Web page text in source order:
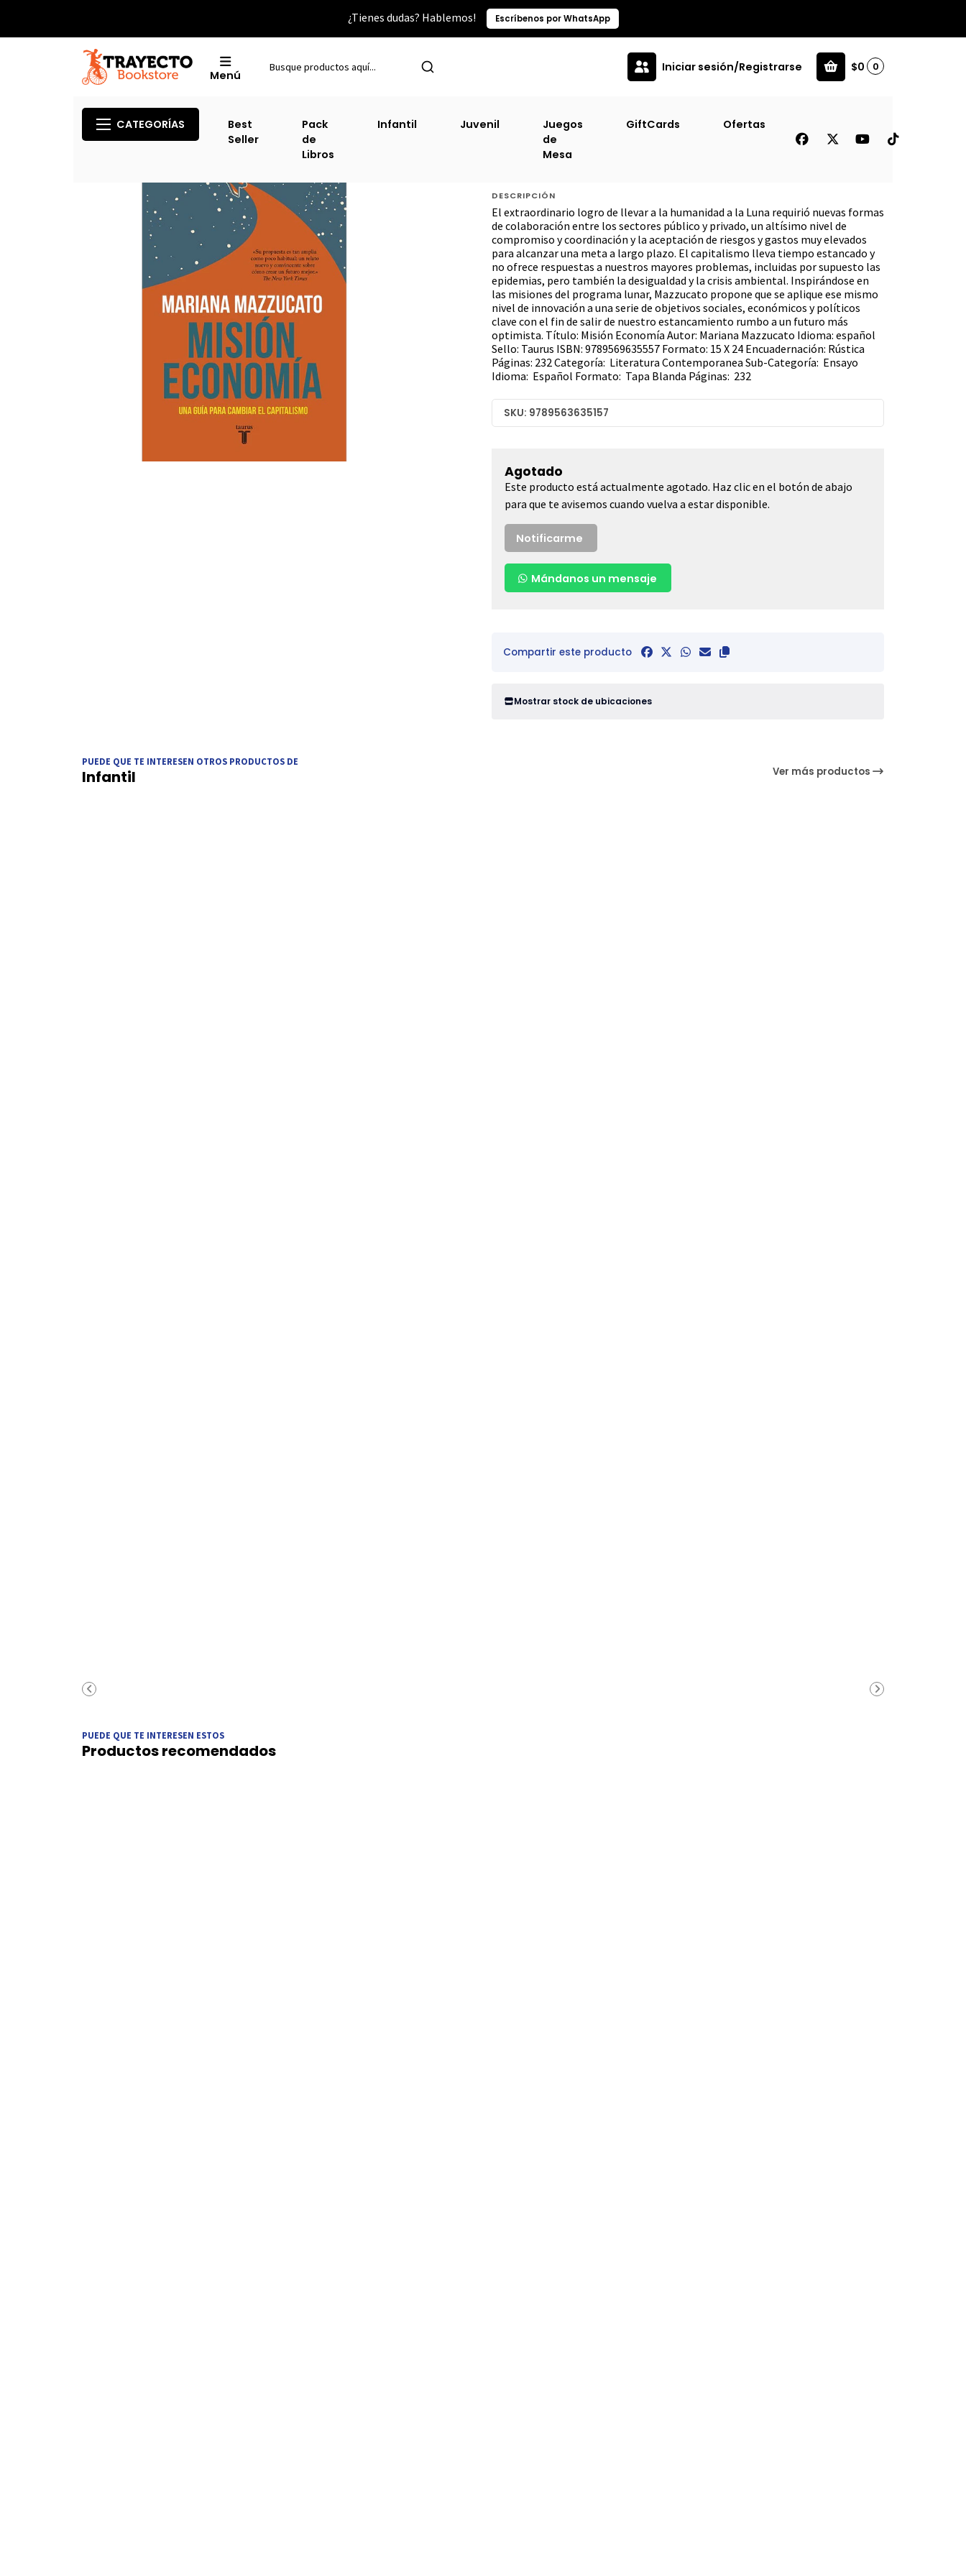
¿Tienes dudas? Hablemos! Escríbenos por WhatsApp
Menú
Iniciar sesión/Registrarse $0 0
CATEGORÍAS
Best
Seller
Pack
de
Libros
Infantil Juvenil
Juegos
de
Mesa
GiftCards Ofertas
Los Escarabajos Vuelan Al Atardecer (Sm)
DESCRIPCIÓN
El extraordinario logro de llevar a la humanidad a la Luna requirió nuevas formas
de colaboración entre los sectores público y privado, un altísimo nivel de
compromiso y coordinación y la aceptación de riesgos y gastos muy elevados
para alcanzar una meta a largo plazo. El capitalismo lleva tiempo estancado y
no ofrece respuestas a nuestros mayores problemas, incluidas por supuesto las
epidemias, pero también la desigualdad y la crisis ambiental. Inspirándose en
las misiones del programa lunar, Mazzucato propone que se aplique ese mismo
nivel de innovación a una serie de objetivos sociales, económicos y políticos
clave con el fin de salir de nuestro estancamiento rumbo a un futuro más
optimista. Título: Misión Economía Autor: Mariana Mazzucato Idioma: español
Sello: Taurus ISBN: 9789569635557 Formato: 15 X 24 Encuadernación: Rústica
Páginas: 232 Categoría: Literatura Contemporanea Sub-Categoría: Ensayo
Idioma: Español Formato: Tapa Blanda Páginas: 232
SKU: 9789563635157
Agotado
Este producto está actualmente agotado. Haz clic en el botón de abajo
para que te avisemos cuando vuelva a estar disponible.
Notificarme
Mándanos un mensaje
Compartir este producto
Mostrar stock de ubicaciones
PUEDE QUE TE INTERESEN OTROS PRODUCTOS DE
Infantil Ver más productos
PUEDE QUE TE INTERESEN ESTOS
Productos recomendados